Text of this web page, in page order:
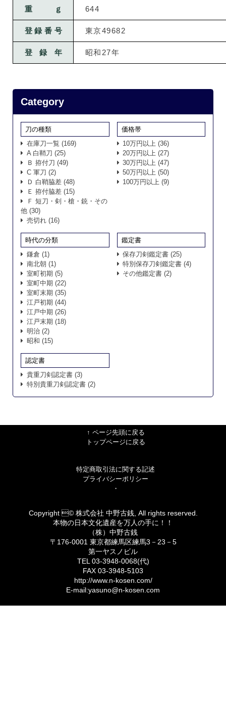
重ｇ 644
登録番号 東京49682
登録年 昭和27年
Category
刀の種類
在庫刀一覧 (169)
A 白鞘刀 (25)
Ｂ 拵付刀 (49)
C 軍刀 (2)
Ｄ 白鞘脇差 (48)
Ｅ 拵付脇差 (15)
Ｆ 短刀・剣・槍・銃・その
他 (30)
売切れ (16)
価格帯
10万円以上 (36)
20万円以上 (27)
30万円以上 (47)
50万円以上 (50)
100万円以上 (9)
時代の分類
鎌倉 (1)
南北朝 (1)
室町初期 (5)
室町中期 (22)
室町末期 (35)
江戸初期 (44)
江戸中期 (26)
江戸末期 (18)
明治 (2)
昭和 (15)
鑑定書
保存刀剣鑑定書 (25)
特別保存刀剣鑑定書 (4)
その他鑑定書 (2)
認定書
貴重刀剣認定書 (3)
特別貴重刀剣認定書 (2)
↑ ページ先頭に戻る
トップページに戻る
特定商取引法に関する記述
プライバシーポリシー
・
Copyright © 株式会社 中野古銭, All rights reserved.
本物の日本文化遺産を万人の手に！！
（株）中野古銭
〒176-0001 東京都練馬区練馬3－23－5
第一ヤスノビル
TEL 03-3948-0068(代)
FAX 03-3948-5103
http://www.n-kosen.com/
E-mail:yasuno@n-kosen.com